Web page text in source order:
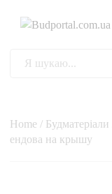
Home / Будматеріали
ендова на крышу